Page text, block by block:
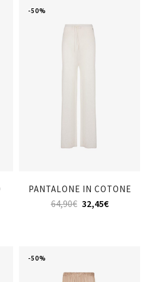
-50%
PANTALONE IN COTONE
64,90€ 32,45€
-50%